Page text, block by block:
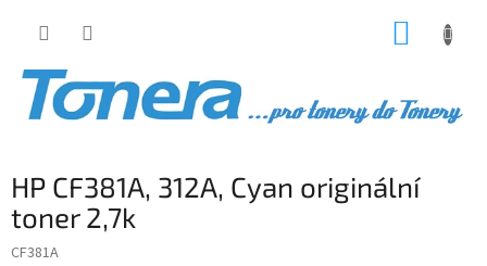
HP CF381A, 312A, Cyan originální
toner 2,7k
CF381A